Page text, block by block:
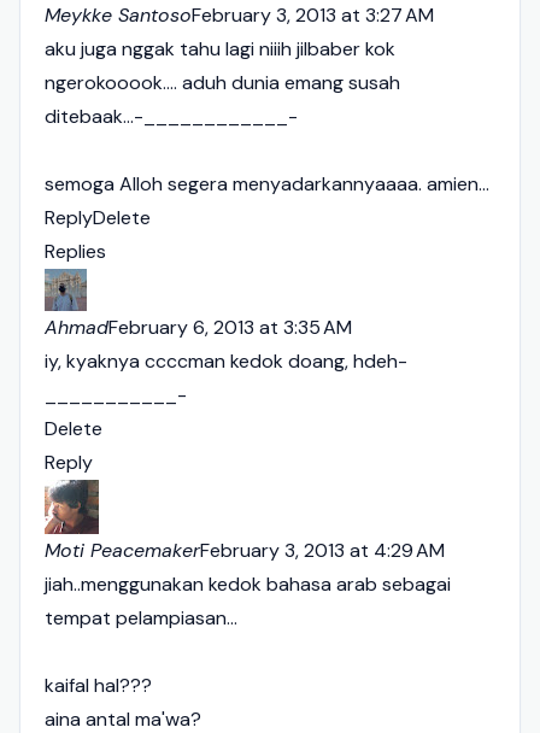
Meykke SantosoFebruary 3, 2013 at 3:27 AM
aku juga nggak tahu lagi niiih jilbaber kok
ngerokooook.... aduh dunia emang susah
ditebaak...-____________-
semoga Alloh segera menyadarkannyaaaa. amien...
ReplyDelete
Replies
AhmadFebruary 6, 2013 at 3:35 AM
iy, kyaknya ccccman kedok doang, hdeh-
___________-
Delete
Reply
Moti PeacemakerFebruary 3, 2013 at 4:29 AM
jiah..menggunakan kedok bahasa arab sebagai
tempat pelampiasan...
kaifal hal???
aina antal ma'wa?